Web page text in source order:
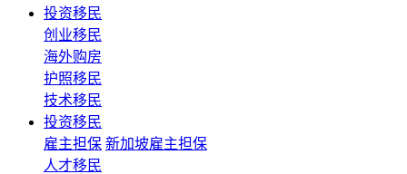
投资移民
创业移民
海外购房
护照移民
技术移民
投资移民
雇主担保 新加坡雇主担保
人才移民